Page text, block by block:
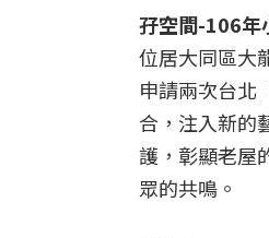
孖空間-106年
位居大同區大
申請兩次台北
合，注入新的
護，彰顯老屋
眾的共鳴。